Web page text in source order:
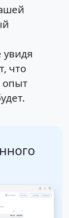
что
опыт